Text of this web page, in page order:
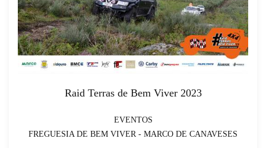
Raid Terras de Bem Viver 2023
EVENTOS
FREGUESIA DE BEM VIVER - MARCO DE CANAVESES